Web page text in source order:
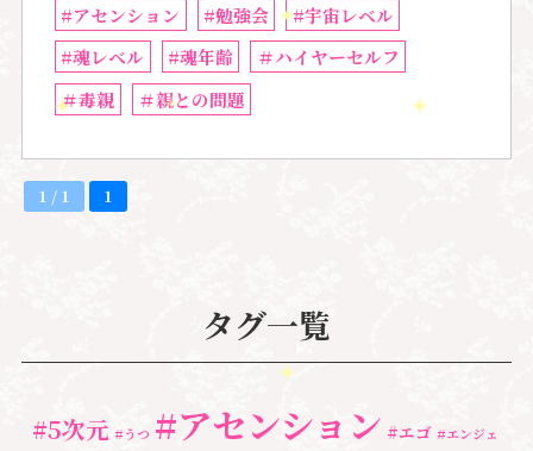
#アセンション #勉強会
#宇宙レベル
#魂レベル
#魂年齢
＃ハイヤーセルフ
＃毒親
＃親との問題
1 / 1 1
タグ一覧
#5次元 #うつ #アセンション #エゴ #エンジェ